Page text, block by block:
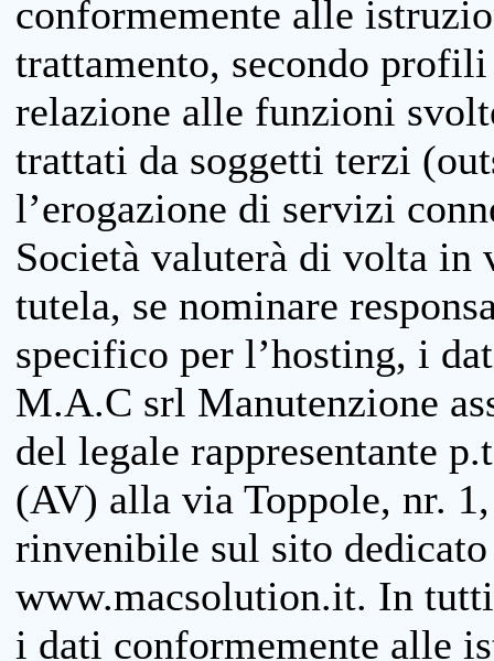
conformemente alle
trattamento, secondo
relazione alle funzioni
trattati da soggetti terzi
l’erogazione di servizi
Società valuterà di volta in
tutela, se nominare
specifico per l’hosting, i
M.A.C srl Manutenzione
del legale rappresentante
(AV) alla via Toppole, nr.
rinvenibile sul sito
www.macsolution.it. In
i dati conformemente alle